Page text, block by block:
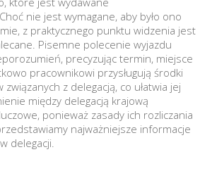
nie jest wymagane, aby było ono
z praktycznego punktu widzenia jest
Pisemne polecenie wyjazdu
precyzując termin, miejsce
pracownikowi przysługują środki
z delegacją, co ułatwia jej
między delegacją krajową
ponieważ zasady ich rozliczania
najważniejsze informacje
delegacji.